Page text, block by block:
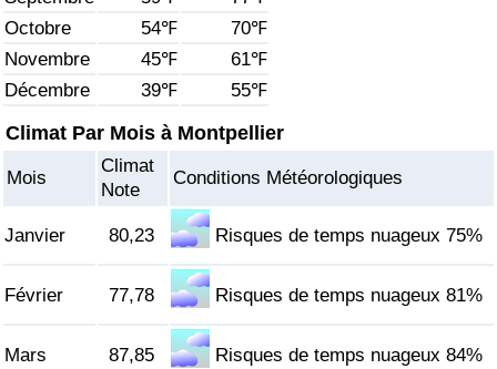
Octobre
54℉
70℉
Novembre
45℉
61℉
Décembre
39℉ 55℉
Climat Par Mois à Montpellier
Mois
Climat
Note
Conditions Météorologiques
Janvier 80,23 Risques de temps nuageux 75%
Février 77,78 Risques de temps nuageux 81%
Mars 87,85 Risques de temps nuageux 84%
Soins de santé
Indice des soins de santé (Actuel)
Indice des soins de santé par Pays